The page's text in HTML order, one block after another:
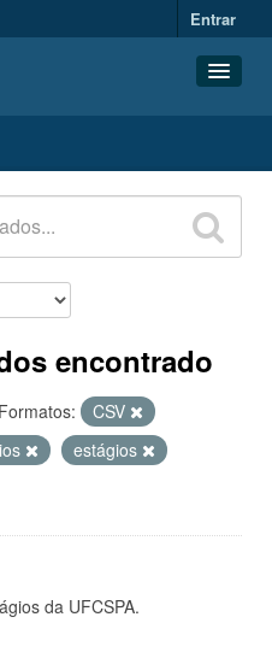
Entrar
encontrado
Formatos:
CSV
estágios
da UFCSPA.